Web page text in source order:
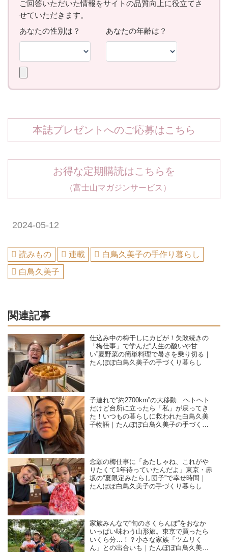
本誌プレゼントへのご応募はこちら
お得な定期購読はこちらを
（富士山マガジンサービス）
2024-05-12
読みもの 連載
白鳥久美子の手作り暮らし
白鳥久美子
関連記事
仕込み中の梅干しにカビが！失敗続きの
「梅仕事」で学んだ“人生の酸いや甘
い”夏野菜の簡単料理で暑さを乗り切る｜
たんぽぽ白鳥久美子の手づくり暮らし
子連れで“約2700km”の大移動…ヘトヘト
だけど台所に立ったら「私」が戻ってき
た！いつもの暮らしに救われた白鳥久美
子物語｜たんぽぽ白鳥久美子の手づくり
念願の梅仕事に「あたしゃね、これがや
りたくて1年待っていたんだよ」東京・赤
坂の“夏限定みたらし団子”で幸せ時間｜
たんぽぽ白鳥久美子の手づくり暮らし
家族みんなで“旬のさくらんぼ”をおなか
いっぱい味わう山形旅。東京で買ったら
いくら分…！？小さな家族「ツムリく
ん」との出合いも｜たんぽぽ白鳥久美子